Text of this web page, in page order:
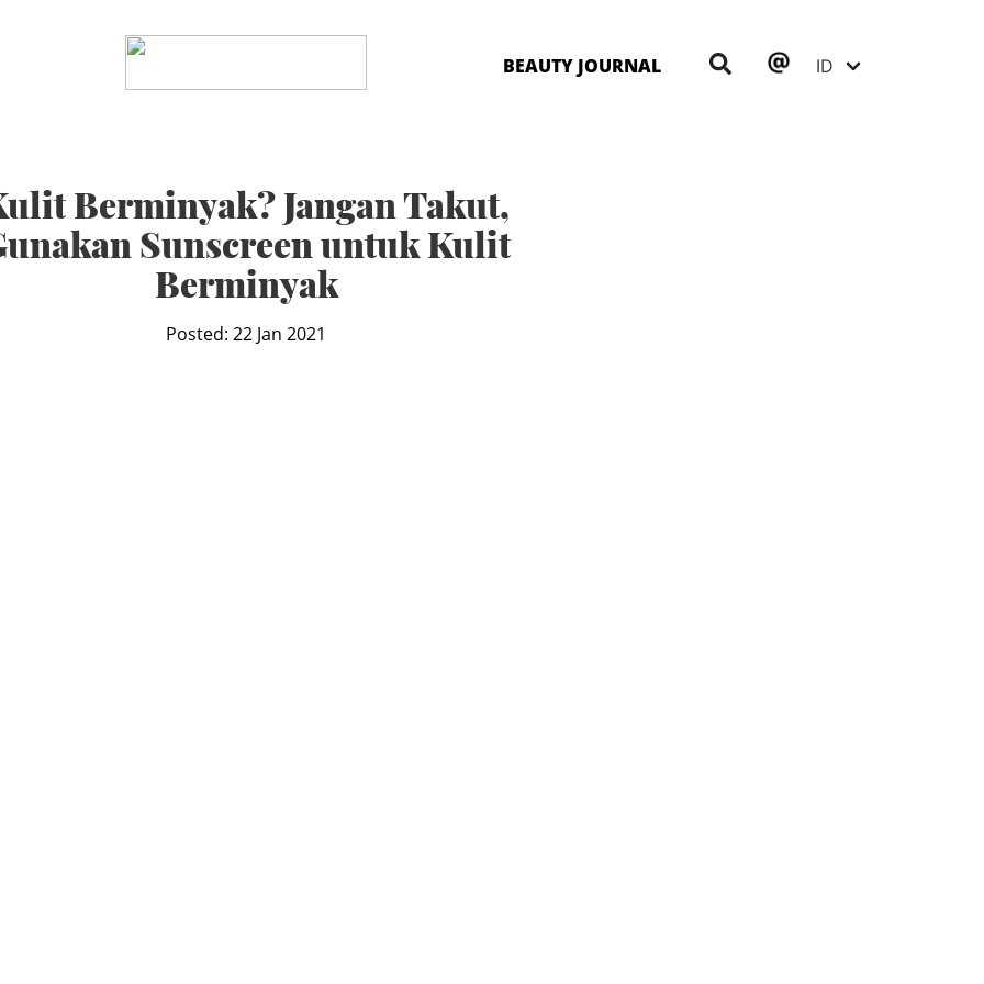
BEAUTY JOURNAL
Berminyak? Jangan Takut,
Sunscreen untuk Kulit
Berminyak
Posted: 22 Jan 2021